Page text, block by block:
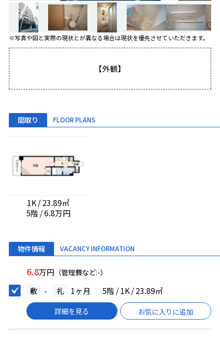
※写真や図と実際の現状とが異なる場合は現状を優先させていただきます。
【外観】
間取り FLOOR PLANS
1K / 23.89㎡
5階 / 6.8万円
物件情報 VACANCY INFORMATION
6.8万円 （管理費など:-）
敷 - 礼 1ヶ月 5階 / 1K / 23.89㎡
詳細を見る お気に入りに追加